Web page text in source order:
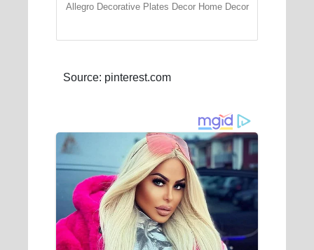
Allegro Decorative Plates Decor Home Decor
Source: pinterest.com